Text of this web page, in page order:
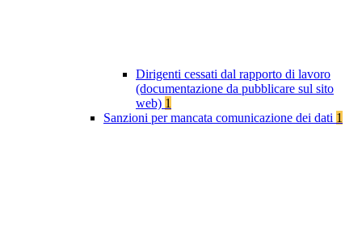
Dirigenti cessati dal rapporto di lavoro
(documentazione da pubblicare sul sito
web) 1
Sanzioni per mancata comunicazione dei dati 1